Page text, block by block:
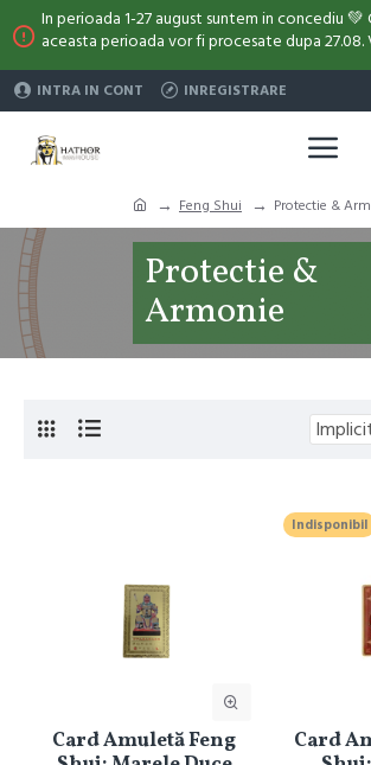
In perioada 1-27 august suntem in concediu
aceasta perioada vor fi procesate dupa 27.08.
INTRA IN CONT INREGISTRARE
Feng Shui Protectie &
Protectie &
Armonie
Card Amuletă Feng
Indisponibil
Card